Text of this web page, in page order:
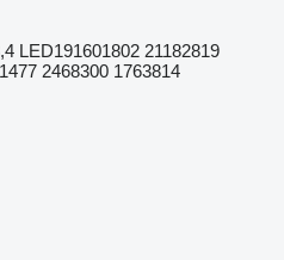
LED191601802 21182819
2468300 1763814